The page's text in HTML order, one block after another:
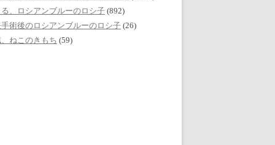
、ロシアンブルーのロシ子 (892)
術後のロシアンブルーのロシ子 (26)
ねこのきもち (59)